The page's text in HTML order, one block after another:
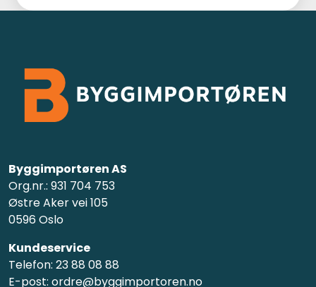
Byggimportøren AS
Org.nr.: 931 704 753
Østre Aker vei 105
0596 Oslo
Kundeservice
Telefon: 23 88 08 88
E-post: ordre@byggimportoren.no